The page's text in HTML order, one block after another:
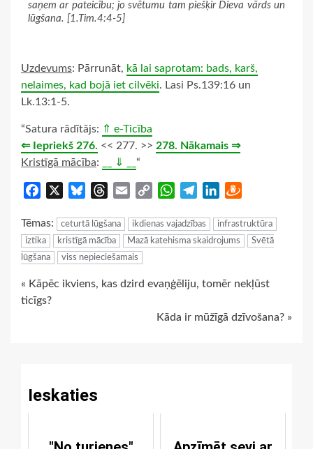
saņem ar pateicību; jo svētumu tam piešķir Dieva vārds un
lūgšana. [1.Tim.4:4-5]
Uzdevums: Pārrunāt, kā lai saprotam: bads, karš,
nelaimes, kad bojā iet cilvēki. Lasi Ps.139:16 un
Lk.13:1-5.
“Satura rādītājs: ⇑ e-Ticība
⇐ Iepriekš 276. << 277. >> 278. Nākamais ⇒
Kristīgā mācība: __ ⇓ __ “
Facebook BlueskyThreads
Email
Copy
WhatsApp
TelegramLinkedIn
Tēmas: ceturtā lūgšana ikdienas vajadzības
infrastruktūra
iztika
kristīgā mācība Mazā katehisma skaidrojums
Svētā
lūgšana
viss nepieciešamais
Continue
« Kāpēc ikviens, kas dzird evaņģēliju, tomēr nekļūst
ticīgs?
Kāda ir mūžīgā dzīvošana? »
Ieskaties